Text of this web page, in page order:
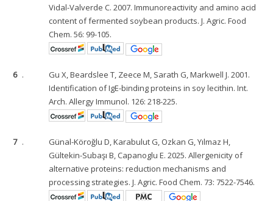
Vidal-Valverde C. 2007. Immunoreactivity and amino acid
content of fermented soybean products. J. Agric. Food
Chem. 56: 99-105.
6 .
Gu X, Beardslee T, Zeece M, Sarath G, Markwell J. 2001.
Identification of IgE-binding proteins in soy lecithin. Int.
Arch. Allergy Immunol. 126: 218-225.
7 .
Günal-Köroğlu D, Karabulut G, Ozkan G, Yılmaz H,
Gültekin-Subaşı B, Capanoglu E. 2025. Allergenicity of
alternative proteins: reduction mechanisms and
processing strategies. J. Agric. Food Chem. 73: 7522-7546.